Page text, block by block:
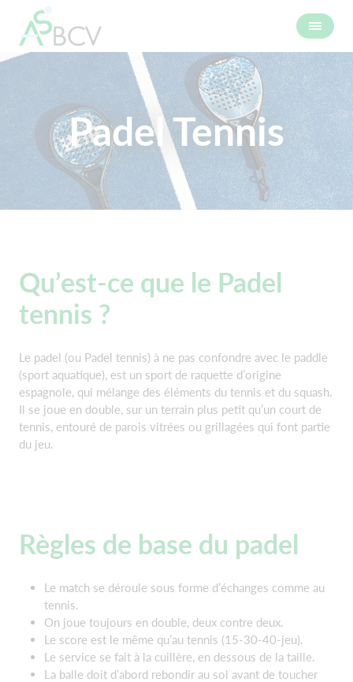
Padel Tennis
Qu’est-ce que le Padel
tennis ?
Le padel (ou Padel tennis) à ne pas confondre avec le paddle
(sport aquatique), est un sport de raquette d’origine
espagnole, qui mélange des éléments du tennis et du squash.
Il se joue en double, sur un terrain plus petit qu’un court de
tennis, entouré de parois vitrées ou grillagées qui font partie
du jeu.
Règles de base du padel
Le match se déroule sous forme d’échanges comme au
tennis.
On joue toujours en double, deux contre deux.
Le score est le même qu’au tennis (15-30-40-jeu).
Le service se fait à la cuillère, en dessous de la taille.
La balle doit d’abord rebondir au sol avant de toucher